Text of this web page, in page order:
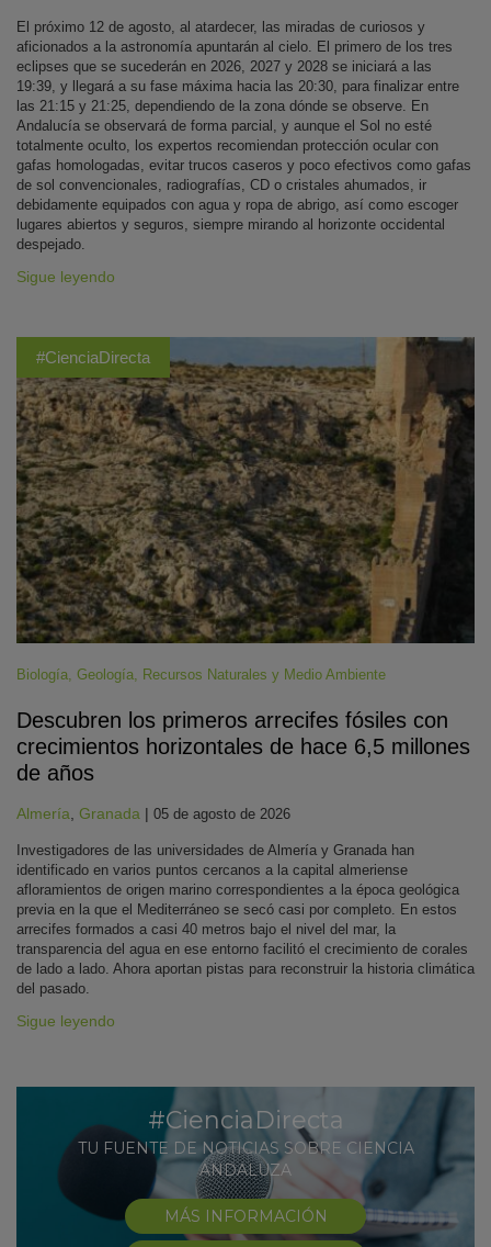
El próximo 12 de agosto, al atardecer, las miradas de curiosos y
aficionados a la astronomía apuntarán al cielo. El primero de los tres
eclipses que se sucederán en 2026, 2027 y 2028 se iniciará a las
19:39, y llegará a su fase máxima hacia las 20:30, para finalizar entre
las 21:15 y 21:25, dependiendo de la zona dónde se observe. En
Andalucía se observará de forma parcial, y aunque el Sol no esté
totalmente oculto, los expertos recomiendan protección ocular con
gafas homologadas, evitar trucos caseros y poco efectivos como gafas
de sol convencionales, radiografías, CD o cristales ahumados, ir
debidamente equipados con agua y ropa de abrigo, así como escoger
lugares abiertos y seguros, siempre mirando al horizonte occidental
despejado.
Sigue leyendo
#CienciaDirecta
Biología, Geología, Recursos Naturales y Medio Ambiente
Descubren los primeros arrecifes fósiles con
crecimientos horizontales de hace 6,5 millones
de años
Almería Granada | 05 de agosto de 2026
Investigadores de las universidades de Almería y Granada han
identificado en varios puntos cercanos a la capital almeriense
afloramientos de origen marino correspondientes a la época geológica
previa en la que el Mediterráneo se secó casi por completo. En estos
arrecifes formados a casi 40 metros bajo el nivel del mar, la
transparencia del agua en ese entorno facilitó el crecimiento de corales
de lado a lado. Ahora aportan pistas para reconstruir la historia climática
del pasado.
Sigue leyendo
#CienciaDirecta
TU FUENTE DE NOTICIAS SOBRE CIENCIA
ANDALUZA
MÁS INFORMACIÓN